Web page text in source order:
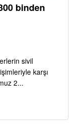
binden
sivil
karşı
2...